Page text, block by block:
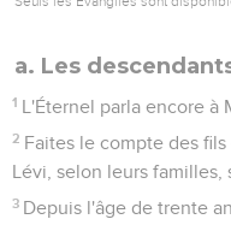
a. Les
1 L'Éternel parla encore à
2 Faites le compte des
Lévi, selon leurs familles,
3 Depuis l'âge de trente